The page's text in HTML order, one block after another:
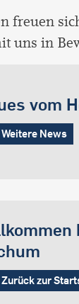
freuen
uns in
vom
Weitere News
Zurück zur